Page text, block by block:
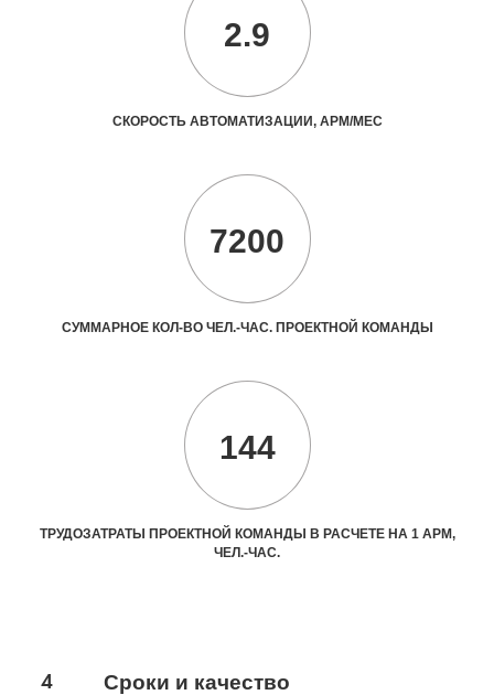
2.9
СКОРОСТЬ АВТОМАТИЗАЦИИ, АРМ/МЕС
7200
СУММАРНОЕ КОЛ-ВО ЧЕЛ.-ЧАС. ПРОЕКТНОЙ КОМАНДЫ
144
ТРУДОЗАТРАТЫ ПРОЕКТНОЙ КОМАНДЫ В РАСЧЕТЕ НА 1 АРМ,
ЧЕЛ.-ЧАС.
4 Сроки и качество